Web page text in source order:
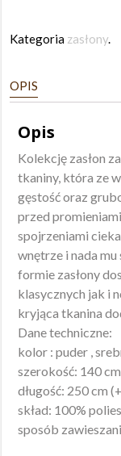
140x250
Kategoria zasłony
OPIS
Opis
Kolekcję zasłon
tkaniny, która ze
gęstość oraz
przed
spojrzeniami
wnętrze i nada
formie zasłony
klasycznych jak i
kryjąca tkanina
Dane techniczne:
kolor : puder ,
szerokość: 140
długość: 250 cm
skład: 100%
sposób